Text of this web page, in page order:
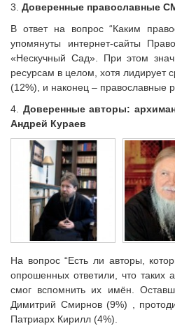
3. Доверенные православные
В ответ на вопрос “Каким
упомянуты интернет-сайты
«Hескучный Сад». При этом
ресурсам в целом, хотя лидирует
(12%), и наконец – православные
4. Доверенные авторы:
Андрей Кураев
На вопрос “Есть ли авторы,
опрошенных ответили, что таких
смог вспомнить их имён.
Димитрий Смирнов (9%) ,
Патриарх Кирилл (4%).